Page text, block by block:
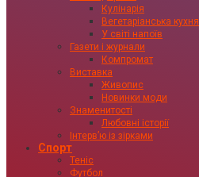
Кулінарія
Вегетаріанська кухня
У світі напоїв
Газети і журнали
Компромат
Виставка
Живопис
Новинки моди
Знаменитості
Любовні історії
Інтервʼю із зірками
Спорт
Теніс
Футбол